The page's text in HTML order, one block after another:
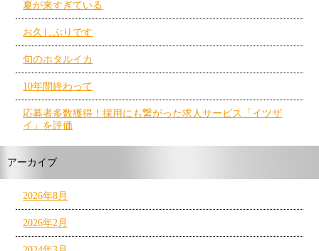
夏が来すぎている
お久しぶりです
旬のホタルイカ
10年間終わって
応募者多数獲得！採用にも繋がった求人サービス「イツザ
イ」を評価
アーカイブ
2026年8月
2026年2月